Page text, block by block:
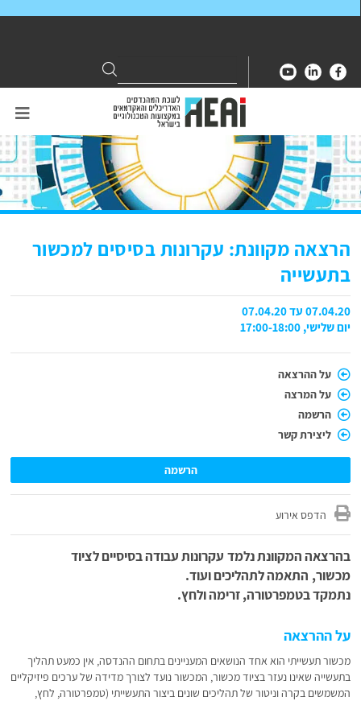
for:
Search
הרצאה מקוונת: עקרונות בסיסים למכשור
בתעשייה
07.04.20 עד 07.04.20
יום שלישי, 17:00-18:00
על ההרצאה
על המרצה
הרשמה
ליצירת קשר
הרשמה
הדפס אירוע
בהרצאה המקוונת נלמד עקרונות עבודה בסיסיים לציוד
מכשור, התאמה לתהליכים ועוד.
נתמקד בטמפרטורה, זרימה ולחץ.
על ההרצאה
מכשור תעשייתי הוא אחד הנושאים המעניינים בתחום ההנדסה, אין כמעט תהליך
בתעשייה שאינו נעזר בציוד מכשור, המכשור נועד לצורך מדידה של ערכים פיזיקליים
המשמשים בקרה וניטור של תהליכים שונים ביצור התעשייתי (טמפרטורה, לחץ,